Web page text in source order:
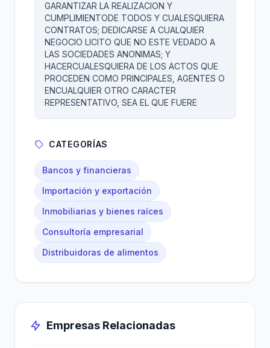
GARANTIZAR LA REALIZACION Y
CUMPLIMIENTODE TODOS Y CUALESQUIERA
CONTRATOS; DEDICARSE A CUALQUIER
NEGOCIO LICITO QUE NO ESTE VEDADO A
LAS SOCIEDADES ANONIMAS; Y
HACERCUALESQUIERA DE LOS ACTOS QUE
PROCEDEN COMO PRINCIPALES, AGENTES O
ENCUALQUIER OTRO CARACTER
REPRESENTATIVO, SEA EL QUE FUERE
CATEGORÍAS
Bancos y financieras
Importación y exportación
Inmobiliarias y bienes raíces
Consultoría empresarial
Distribuidoras de alimentos
Empresas Relacionadas